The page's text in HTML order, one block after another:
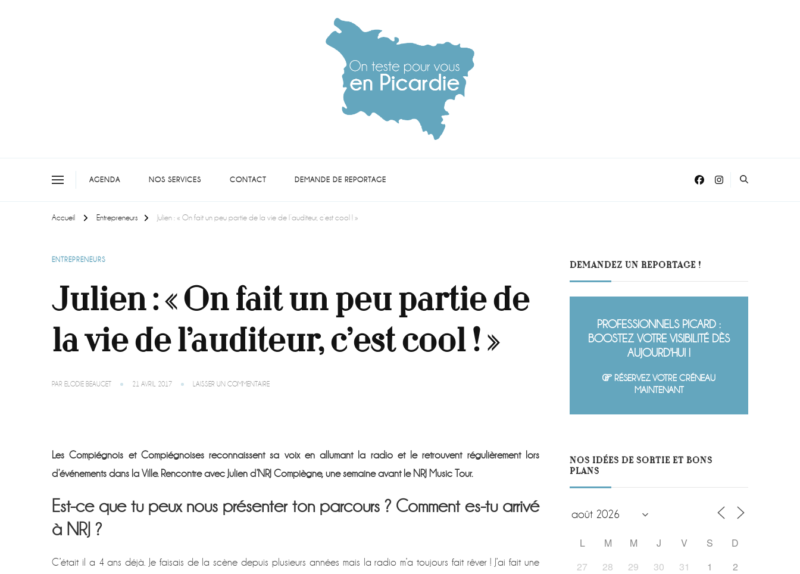
AGENDA NOS SERVICES CONTACT DEMANDE DE REPORTAGE
Accueil Entrepreneurs Julien : « On fait un peu partie de la vie de l’auditeur, c’est cool ! »
ENTREPRENEURS
Julien : « On fait un peu partie de
la vie de l’auditeur, c’est cool ! »
PAR ELODIE BEAUGET 21 AVRIL 2017 LAISSER UN COMMENTAIRESUR
PARTIE
LA
L’AUDITEUR,
Les Compiégnois et Compiégnoises reconnaissent sa voix en allumant la radio et le retrouvent régulièrement lors
d’événements dans la Ville. Rencontre avec Julien d’NRJ Compiègne, une semaine avant le NRJ Music Tour.
Est-ce que tu peux nous présenter ton parcours ? Comment es-tu arrivé
à NRJ ?
C’était il a 4 ans déjà. Je faisais de la scène depuis plusieurs années mais la radio m’a toujours fait rêver ! J’ai fait une
DEMANDEZ UN REPORTAGE !
PROFESSIONNELS PICARD :
BOOSTEZ VOTRE VISIBILITÉ DÈS
AUJOURD'HUI !
RÉSERVEZ VOTRE CRÉNEAU
MAINTENANT
NOS IDÉES DE SORTIE ET BONS
PLANS
L M M J V S
D
27
28 29 30 31 1
2